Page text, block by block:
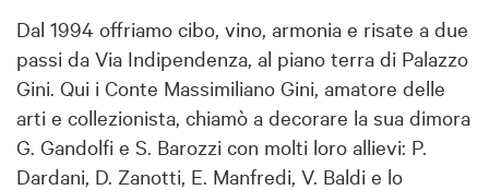
Dal 1994 offriamo cibo, vino, armonia e risate a due
passi da Via Indipendenza, al piano terra di Palazzo
Gini. Qui i Conte Massimiliano Gini, amatore delle
arti e collezionista, chiamò a decorare la sua dimora
G. Gandolfi e S. Barozzi con molti loro allievi: P.
Dardani, D. Zanotti, E. Manfredi, V. Baldi e lo